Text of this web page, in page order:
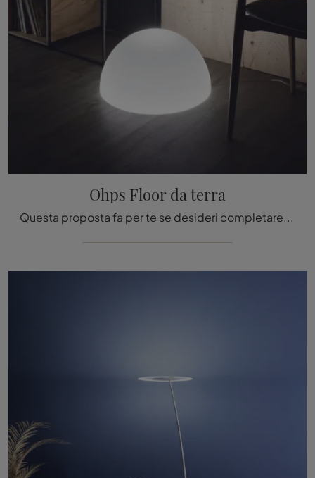
Ohps Floor da terra
Questa proposta fa per te se desideri completare gli ambienti domestici rendendoli del tutto vivibili: le più belle proposte Linea Light ti attendono ...